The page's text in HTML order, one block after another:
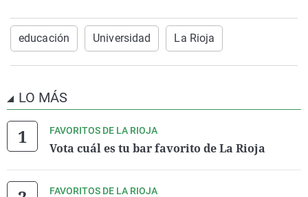
educación Universidad La Rioja
LO MÁS
FAVORITOS DE LA RIOJA
Vota cuál es tu bar favorito de La Rioja
FAVORITOS DE LA RIOJA